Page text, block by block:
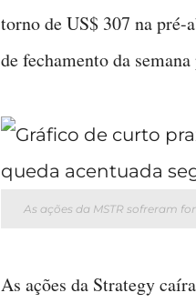
torno de US$ 307 na pré-
de fechamento da
As ações da MSTR sofreram
As ações da Strategy